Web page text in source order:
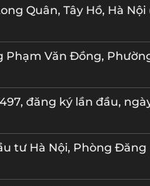
Quân, Tây Hồ, Hà Nội
Phạm Văn Đồng,
đăng ký lần đầu,
tư Hà Nội, Phòng Đăng